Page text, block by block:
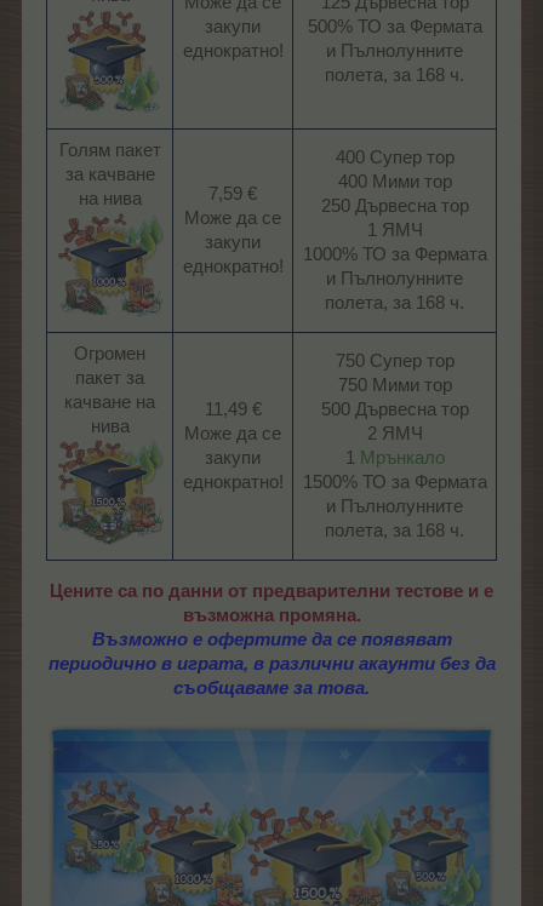
закупи
еднократно!​
500% ТО за Фермата
и Пълнолунните
полета, за 168 ч.​
Голям пакет
за качване
на нива
7,59 €
Може да се
закупи
еднократно!​
400 Супер тор
400 Мими тор
250 Дървесна тор
1 ЯМЧ
1000% ТО за Фермата
и Пълнолунните
полета, за 168 ч.​
Огромен
пакет за
качване на
нива
11,49 €
Може да се
закупи
еднократно!​
750 Супер тор
750 Мими тор
500 Дървесна тор
2 ЯМЧ
1
Мрънкало
1500% ТО за Фермата
и Пълнолунните
полета, за 168 ч.​
Цените са по данни от предварителни тестове и е
възможна промяна.
Възможно е офертите да се появяват
периодично в играта, в различни акаунти без да
съобщаваме за това.